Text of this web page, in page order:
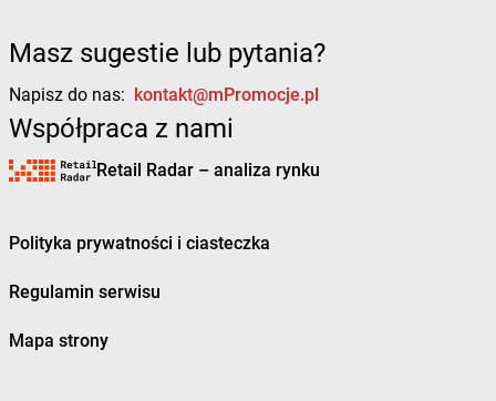
Masz sugestie lub pytania?
Napisz do nas: kontakt@mPromocje.pl
Współpraca z nami
Retail Radar – analiza rynku
Polityka prywatności i ciasteczka
Regulamin serwisu
Mapa strony